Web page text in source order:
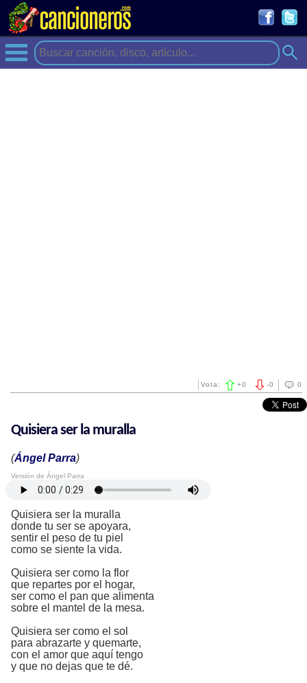
0
-0
Vota: +0
Quisiera ser la muralla
(Ángel Parra)
Versión de Ángel Parra
Quisiera ser la muralla
donde tu ser se apoyara,
sentir el peso de tu piel
como se siente la vida.
Quisiera ser como la flor
que repartes por el hogar,
ser como el pan que alimenta
sobre el mantel de la mesa.
Quisiera ser como el sol
para abrazarte y quemarte,
con el amor que aquí tengo
y que no dejas que te dé.